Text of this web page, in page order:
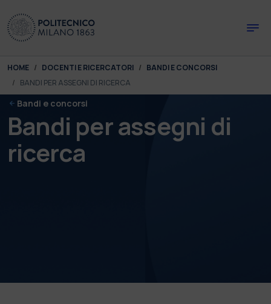
You are here:
HOME DOCENTI E RICERCATORI
BANDI E CONCORSI
BANDI PER ASSEGNI DI RICERCA
Bandi e concorsi
Bandi per assegni di
ricerca